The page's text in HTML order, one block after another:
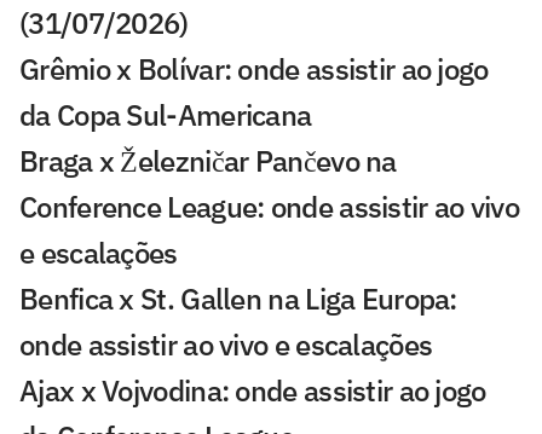
(31/07/2026)
Grêmio x Bolívar: onde assistir ao jogo
da Copa Sul-Americana
Braga x Železničar Pančevo na
Conference League: onde assistir ao vivo
e escalações
Benfica x St. Gallen na Liga Europa:
onde assistir ao vivo e escalações
Ajax x Vojvodina: onde assistir ao jogo